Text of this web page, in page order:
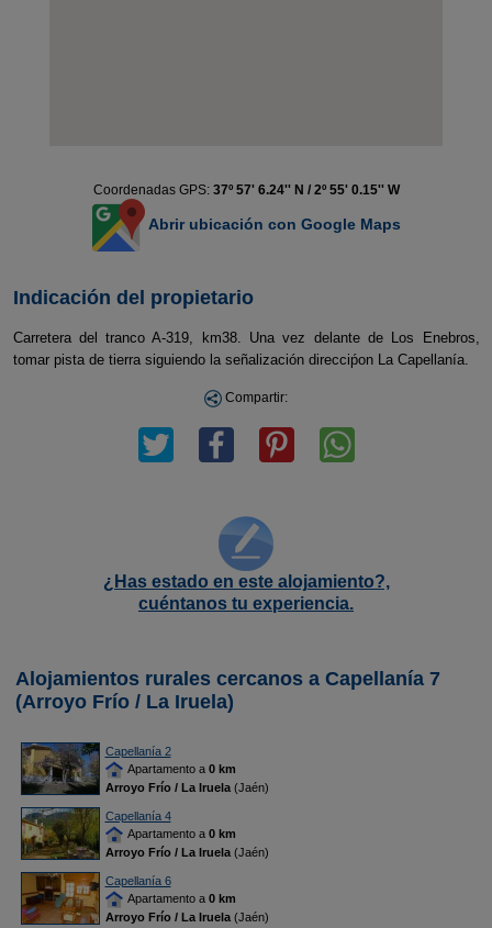
Coordenadas GPS: 37º 57' 6.24'' N / 2º 55' 0.15'' W
Abrir ubicación con Google Maps
Indicación del propietario
Carretera del tranco A-319, km38. Una vez delante de Los Enebros,
tomar pista de tierra siguiendo la señalización direcciṕon La Capellanía.
Compartir:
¿Has estado en este alojamiento?,
cuéntanos tu experiencia.
Alojamientos rurales cercanos a Capellanía 7
(Arroyo Frío / La Iruela)
Capellanía 2
Apartamento a 0 km
Arroyo Frío / La Iruela(Jaén)
Capellanía 4
Apartamento a 0 km
Arroyo Frío / La Iruela(Jaén)
Capellanía 6
Apartamento a 0 km
Arroyo Frío / La Iruela(Jaén)